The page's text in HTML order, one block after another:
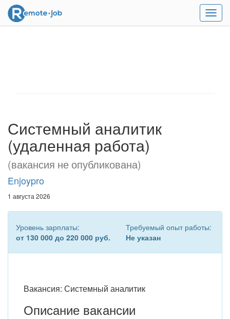
Меню
Системный аналитик
(удаленная работа)
(вакансия не опубликована)
Enjoypro
1 августа 2026
Уровень зарплаты:
от 130 000 до 220 000 руб.
Требуемый опыт работы:
Не указан
Вакансия: Системный аналитик
Описание вакансии